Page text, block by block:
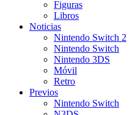
Figuras
Libros
Noticias
Nintendo Switch 2
Nintendo Switch
Nintendo 3DS
Móvil
Retro
Previos
Nintendo Switch